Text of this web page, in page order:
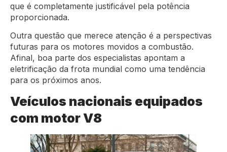
que é completamente justificável pela potência
proporcionada.
Outra questão que merece atenção é a perspectivas
futuras para os motores movidos a combustão.
Afinal, boa parte dos especialistas apontam a
eletrificação da frota mundial como uma tendência
para os próximos anos.
Veículos nacionais equipados
com motor V8